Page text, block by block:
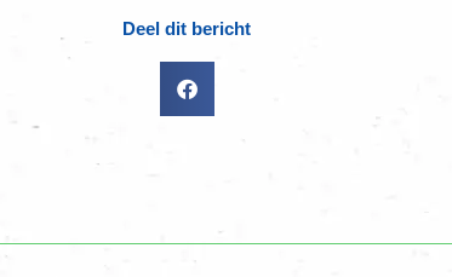
Deel dit bericht